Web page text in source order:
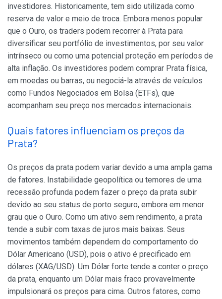
investidores. Historicamente, tem sido utilizada como
reserva de valor e meio de troca. Embora menos popular
que o Ouro, os traders podem recorrer à Prata para
diversificar seu portfólio de investimentos, por seu valor
intrínseco ou como uma potencial proteção em períodos de
alta inflação. Os investidores podem comprar Prata física,
em moedas ou barras, ou negociá-la através de veículos
como Fundos Negociados em Bolsa (ETFs), que
acompanham seu preço nos mercados internacionais.
Quais fatores influenciam os preços da
Prata?
Os preços da prata podem variar devido a uma ampla gama
de fatores. Instabilidade geopolítica ou temores de uma
recessão profunda podem fazer o preço da prata subir
devido ao seu status de porto seguro, embora em menor
grau que o Ouro. Como um ativo sem rendimento, a prata
tende a subir com taxas de juros mais baixas. Seus
movimentos também dependem do comportamento do
Dólar Americano (USD), pois o ativo é precificado em
dólares (XAG/USD). Um Dólar forte tende a conter o preço
da prata, enquanto um Dólar mais fraco provavelmente
impulsionará os preços para cima. Outros fatores, como